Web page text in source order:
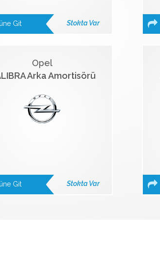
Git Stokta Var
Opel
Arka Amortisörü
Git Stokta Var